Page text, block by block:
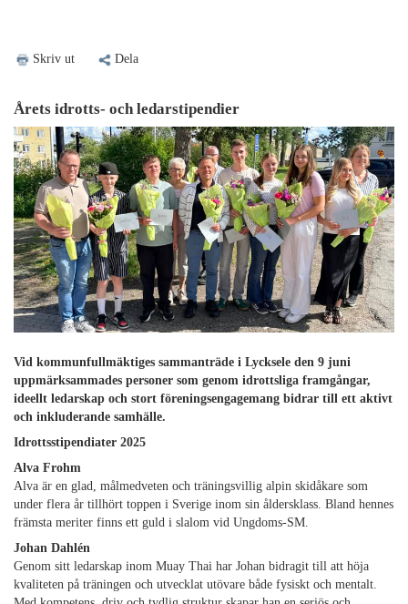
Skriv ut Dela
Årets idrotts- och ledarstipendier
Vid kommunfullmäktiges sammanträde i Lycksele den 9 juni
uppmärksammades personer som genom idrottsliga framgångar,
ideellt ledarskap och stort föreningsengagemang bidrar till ett aktivt
och inkluderande samhälle.
Idrottsstipendiater 2025
Alva Frohm
Alva är en glad, målmedveten och träningsvillig alpin skidåkare som
under flera år tillhört toppen i Sverige inom sin åldersklass. Bland hennes
främsta meriter finns ett guld i slalom vid Ungdoms-SM.
Johan Dahlén
Genom sitt ledarskap inom Muay Thai har Johan bidragit till att höja
kvaliteten på träningen och utvecklat utövare både fysiskt och mentalt.